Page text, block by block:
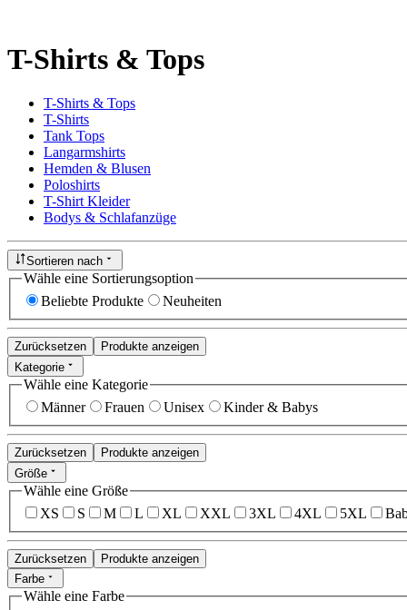
T-Shirts & Tops
T-Shirts & Tops
T-Shirts
Tank Tops
Langarmshirts
Hemden & Blusen
Poloshirts
T-Shirt Kleider
Bodys & Schlafanzüge
Sortieren nach
Wähle eine Sortierungsoption
Beliebte Produkte
Neuheiten
Zurücksetzen
Produkte anzeigen
Kategorie
Wähle eine Kategorie
Männer
Frauen Unisex Kinder & Babys
Zurücksetzen
Produkte anzeigen
Größe
Wähle eine Größe
XS
S M L XL XXL 3XL 4XL 5XL
Zurücksetzen
Produkte anzeigen
Farbe
Wähle eine Farbe